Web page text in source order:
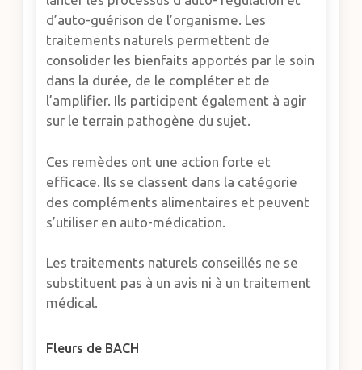
d’auto-guérison de l’organisme. Les
traitements naturels permettent de
consolider les bienfaits apportés par le soin
dans la durée, de le compléter et de
l’amplifier. Ils participent également à agir
sur le terrain pathogène du sujet.
Ces remèdes ont une action forte et
efficace. Ils se classent dans la catégorie
des compléments alimentaires et peuvent
s’utiliser en auto-médication.
Les traitements naturels conseillés ne se
substituent pas à un avis ni à un traitement
médical.
Fleurs de BACH